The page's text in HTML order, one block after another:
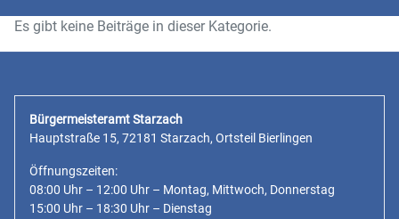
Es gibt keine Beiträge in dieser Kategorie.
Bürgermeisteramt Starzach
Hauptstraße 15, 72181 Starzach, Ortsteil Bierlingen
Öffnungszeiten:
08:00 Uhr – 12:00 Uhr – Montag, Mittwoch, Donnerstag
15:00 Uhr – 18:30 Uhr – Dienstag